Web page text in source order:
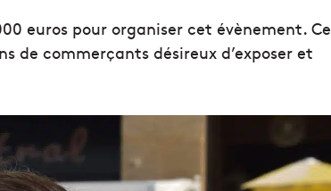
euros pour organiser cet évènement. Ce
de commerçants désireux d’exposer et